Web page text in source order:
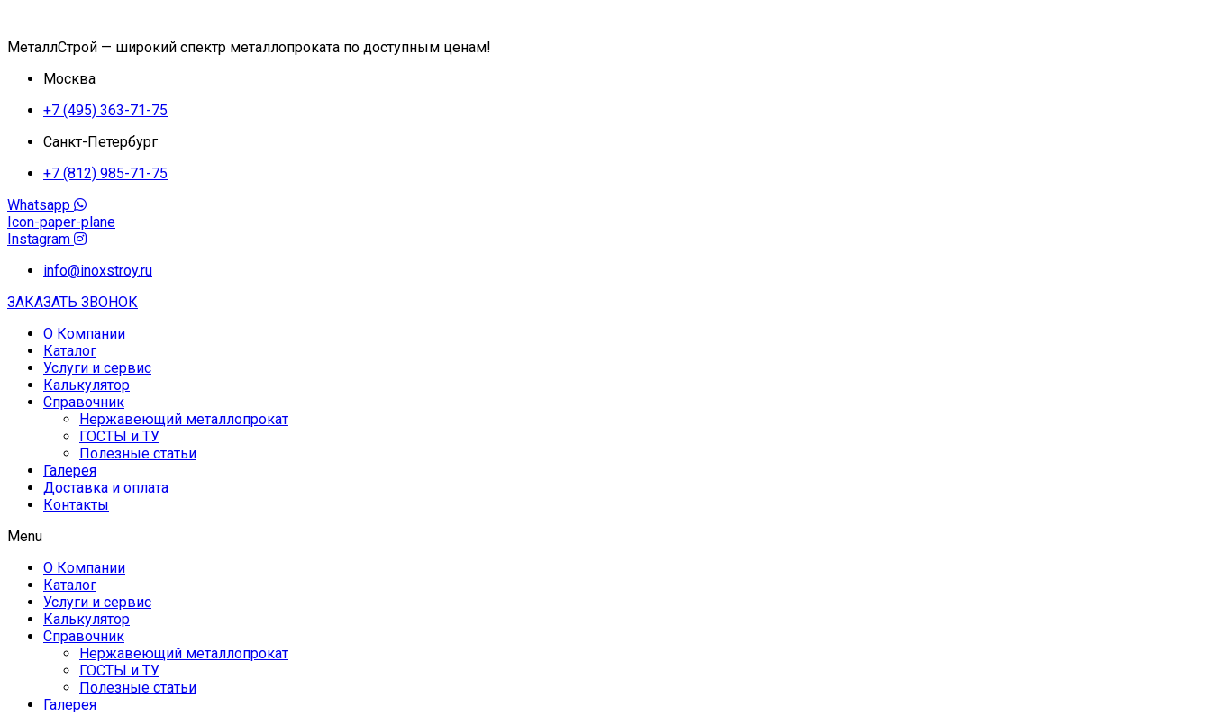
МеталлСтрой — широкий спектр металлопроката по доступным ценам!
Москва
+7 (495) 363-71-75
Санкт-Петербург
+7 (812) 985-71-75
Whatsapp
Icon-paper-plane
Instagram
info@inoxstroy.ru
ЗАКАЗАТЬ ЗВОНОК
О Компании
Каталог
Услуги и сервис
Калькулятор
Справочник
Нержавеющий металлопрокат
ГОСТЫ и ТУ
Полезные статьи
Галерея
Доставка и оплата
Контакты
Menu
О Компании
Каталог
Услуги и сервис
Калькулятор
Справочник
Нержавеющий металлопрокат
ГОСТЫ и ТУ
Полезные статьи
Галерея